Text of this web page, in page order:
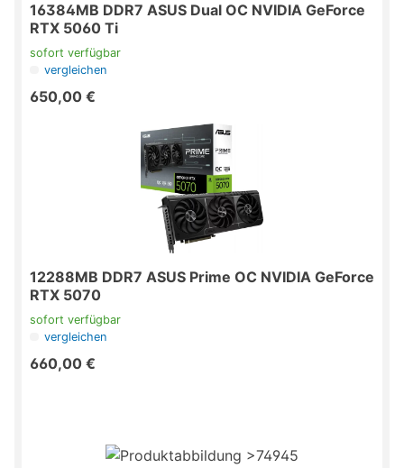
16384MB DDR7 ASUS Dual OC NVIDIA GeForce
RTX 5060 Ti
sofort verfügbar
vergleichen
650,00 €
12288MB DDR7 ASUS Prime OC NVIDIA GeForce
RTX 5070
sofort verfügbar
vergleichen
660,00 €